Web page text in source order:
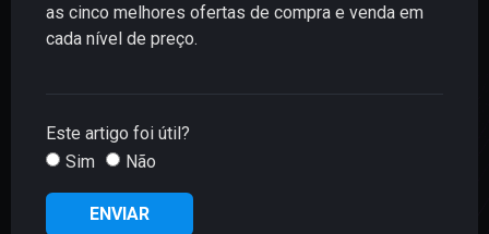
as cinco melhores ofertas de compra e venda em
cada nível de preço.
Este artigo foi útil?
Sim
Não
ENVIAR